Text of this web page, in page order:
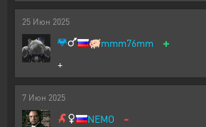
25 Июн 2025
🐖mmm76mm +
+
7 Июн 2025
NEMO -